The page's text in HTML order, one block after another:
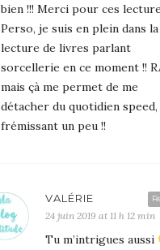
bien !!! Merci pour ces
Perso, je suis en plein dans la
lecture de livres parlant
sorcellerie en ce moment !!
mais çà me permet de me
détacher du quotidien speed,
frémissant un peu !!
VALÉRIE
24 juin 2019 at 11 h 12 min
Tu m’intrigues aussi